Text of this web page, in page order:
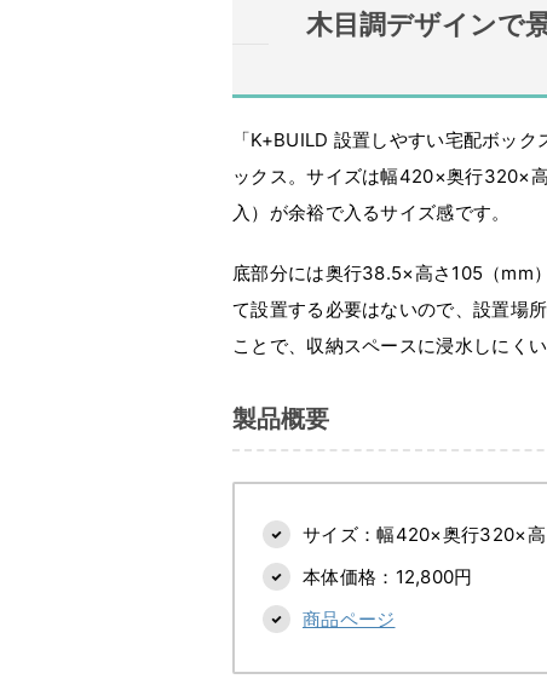
木目調デザインで
「K+BUILD 設置しやすい宅配ボッ
ックス。サイズは幅420×奥行320×
入）が余裕で入るサイズ感です。
底部分には奥行38.5×高さ105（mm
て設置する必要はないので、設置場
ことで、収納スペースに浸水しにく
製品概要
サイズ：幅420×奥行320×高
本体価格：12,800円
商品ページ